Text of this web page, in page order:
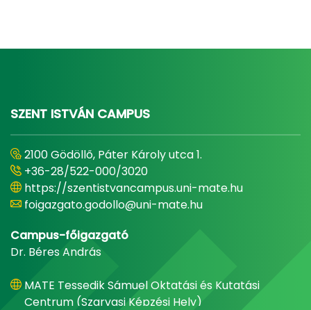
SZENT ISTVÁN CAMPUS
2100 Gödöllő, Páter Károly utca 1.
+36-28/522-000/3020
https://szentistvancampus.uni-mate.hu
foigazgato.godollo@uni-mate.hu
Campus-főigazgató
Dr. Béres András
MATE Tessedik Sámuel Oktatási és Kutatási
Centrum (Szarvasi Képzési Hely)